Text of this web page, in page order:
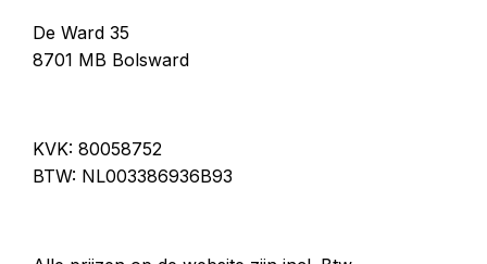
De Ward 35
8701 MB Bolsward
KVK: 80058752
BTW: NL003386936B93